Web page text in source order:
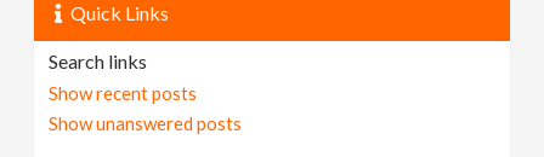
Quick Links
Search links
Show recent posts
Show unanswered posts